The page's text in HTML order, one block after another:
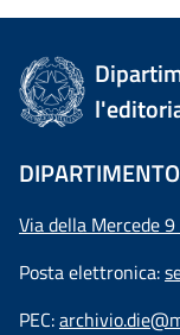
DIPARTIMENTO
Via della Mercede
Posta elettronica:
PEC: